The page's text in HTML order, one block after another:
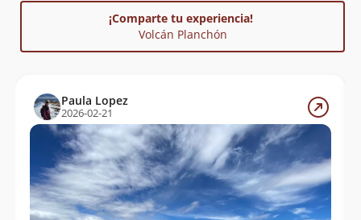
08/05/22
Nicolas Bustos Cortinez
Andrea Campos
02/02/22 Ricardo Díaz Miranda
14/03/21 Hector Gonzalez Gomez
01/01/21 Carlos Guerrero
07/12/20 Ignacio Reyes
¡Comparte tu experiencia!
Volcán Planchón
Paula Lopez
2026-02-21